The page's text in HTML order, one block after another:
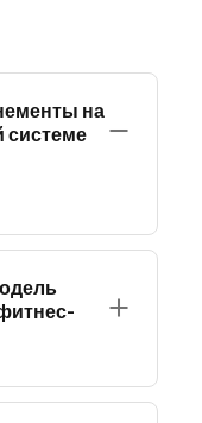
на
системе
— от
могут
или статус
с